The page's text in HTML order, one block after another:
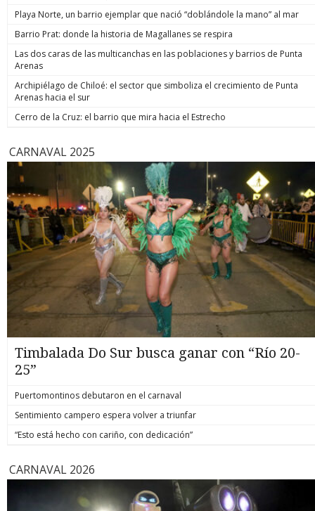
de estos enormes avances en números hay una familia que
hoy está más tranquila”, afirmó. Luego, el jefe de Estado
anunció un paso adicional para recuperar la seguridad y
todos los que buscan destruir nuestra sociedad. Seremos
implacables. No habrá excusas ni treguas“. El Presidente
anunció que su gobierno dará un paso adicional para
recuperar la seguridad, tal como se comprometió en
campaña, y aseguró que van a “perseguir, capturar, juzgar y
condenar a todos los que buscan destruir nuestra sociedad”.
indicó.
Playa Norte, un barrio ejemplar que nació “doblándole la mano” al mar
Barrio Prat: donde la historia de Magallanes se respira
Las dos caras de las multicanchas en las poblaciones y barrios de Punta
Arenas
Archipiélago de Chiloé: el sector que simboliza el crecimiento de Punta
Arenas hacia el sur
Cerro de la Cruz: el barrio que mira hacia el Estrecho
CARNAVAL 2025
Timbalada Do Sur busca ganar con “Río 20-
25”
Puertomontinos debutaron en el carnaval
Sentimiento campero espera volver a triunfar
“Esto está hecho con cariño, con dedicación”
CARNAVAL 2026